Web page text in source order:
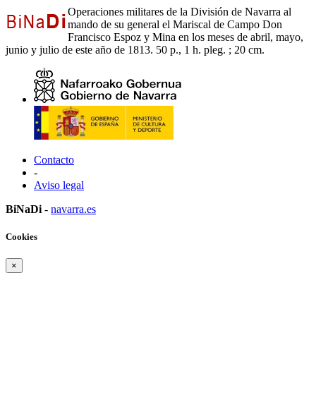
Operaciones militares de la División de Navarra al
mando de su general el Mariscal de Campo Don
Francisco Espoz y Mina en los meses de abril, mayo,
junio y julio de este año de 1813. 50 p., 1 h. pleg. ; 20 cm.
Contacto
-
Aviso legal
BiNaDi - navarra.es
Cookies
×